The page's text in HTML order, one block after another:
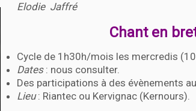
Elodie Jaffré
Chant en
Cycle de 1h30h/mois les mercredis
Dates: nous consulter.
Des participations à des évènements
Lieu: Riantec ou Kervignac (Kernours).